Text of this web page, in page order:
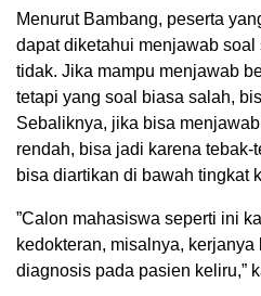
Menurut Bambang, peserta
dapat diketahui menjawab soal
tidak. Jika mampu menjawab
tetapi yang soal biasa salah,
Sebaliknya, jika bisa
rendah, bisa jadi karena tebak-
bisa diartikan di bawah tingkat
”Calon mahasiswa seperti ini
kedokteran, misalnya,
diagnosis pada pasien keliru,”